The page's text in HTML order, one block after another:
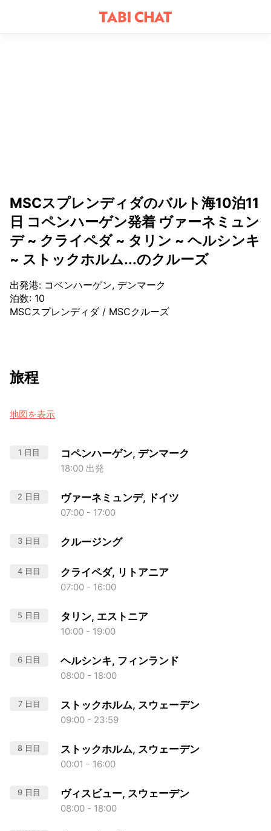
MSCスプレンディダのバルト海10泊11
日 コペンハーゲン発着 ヴァーネミュン
デ ~ クライペダ ~ タリン ~ ヘルシンキ
~ ストックホルム...のクルーズ
出発港: コペンハーゲン, デンマーク
泊数: 10
MSCスプレンディダ/ MSCクルーズ
旅程
地図を表示
1 日目 コペンハーゲン, デンマーク
18:00 出発
2 日目 ヴァーネミュンデ, ドイツ
07:00 - 17:00
3 日目 クルージング
4 日目 クライペダ, リトアニア
07:00 - 16:00
5 日目 タリン, エストニア
10:00 - 19:00
6 日目 ヘルシンキ, フィンランド
08:00 - 18:00
7 日目 ストックホルム, スウェーデン
09:00 - 23:59
8 日目 ストックホルム, スウェーデン
00:01 - 16:00
9 日目 ヴィスビュー, スウェーデン
08:00 - 18:00